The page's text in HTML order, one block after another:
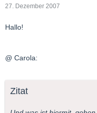
27. Dezember 2007
Hallo!
@ Carola:
Zitat